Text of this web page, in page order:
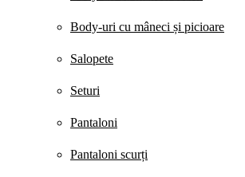
Body-uri cu mâneci și picioare
Salopete
Seturi
Pantaloni
Pantaloni scurți